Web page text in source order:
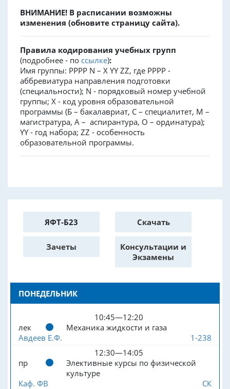
ВНИМАНИЕ! В расписании возможны
изменения (обновите страницу сайта).
Правила кодирования учебных групп
(подробнее - по ссылке):
Имя группы: PPPP N – X YY ZZ, где PPPP -
аббревиатура направления подготовки
(специальности); N - порядковый номер учебной
группы; X - код уровня образовательной
программы (Б – бакалавриат, С – специалитет, М –
магистратура, А – аспирантура, О – ординатура);
YY - год набора; ZZ - особенность
образовательной программы.
ЯФТ-Б23 Скачать
Зачеты
Консультации и
Экзамены
ПОНЕДЕЛЬНИК
10:45—12:20
лек
Механика жидкости и газа
Авдеев Е.Ф.
1-238
12:30—14:05
пр
Элективные курсы по физической
культуре
Каф. ФВ
СК